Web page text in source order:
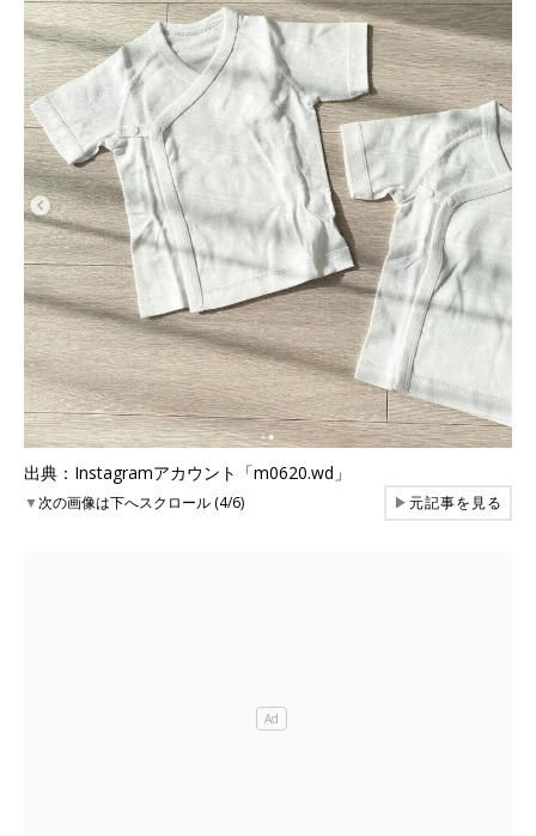
出典：Instagramアカウント「m0620.wd」
▼次の画像は下へスクロール (4/6) ▶元記事を見る